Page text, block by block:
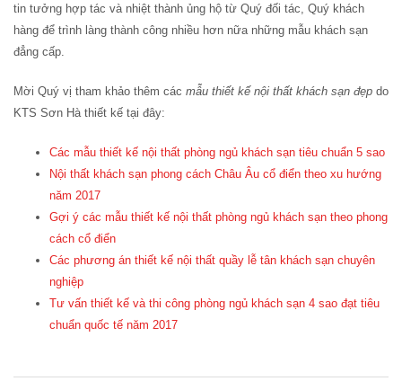
tin tưởng hợp tác và nhiệt thành ủng hộ từ Quý đối tác, Quý khách
hàng để trình làng thành công nhiều hơn nữa những mẫu khách sạn
đẳng cấp.
Mời Quý vị tham khảo thêm các mẫu thiết kế nội thất khách sạn đẹp do
KTS Sơn Hà thiết kế tại đây:
Các mẫu thiết kế nội thất phòng ngủ khách sạn tiêu chuẩn 5 sao
Nội thất khách sạn phong cách Châu Âu cổ điển theo xu hướng
năm 2017
Gợi ý các mẫu thiết kế nội thất phòng ngủ khách sạn theo phong
cách cổ điển
Các phương án thiết kế nội thất quầy lễ tân khách sạn chuyên
nghiệp
Tư vấn thiết kế và thi công phòng ngủ khách sạn 4 sao đạt tiêu
chuẩn quốc tế năm 2017